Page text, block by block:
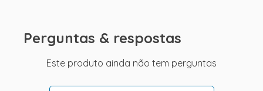
Perguntas & respostas
Este produto ainda não tem perguntas